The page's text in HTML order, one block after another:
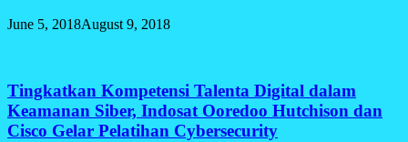
June 5, 2018August 9, 2018
Tingkatkan Kompetensi Talenta Digital dalam
Keamanan Siber, Indosat Ooredoo Hutchison dan
Cisco Gelar Pelatihan Cybersecurity